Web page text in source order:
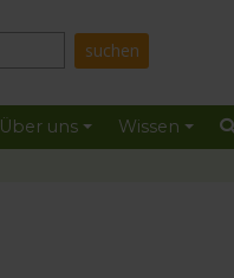
Über uns Wissen